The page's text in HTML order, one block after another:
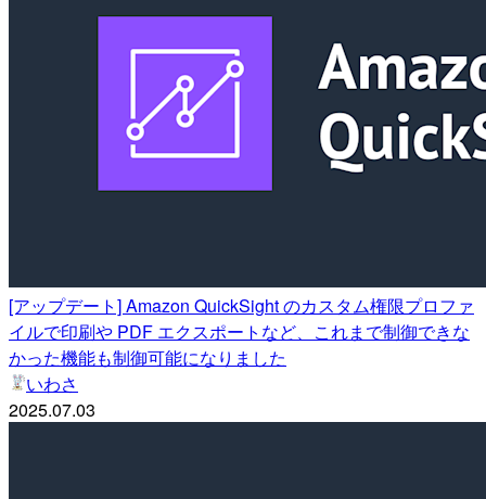
[アップデート] Amazon QuickSight のカスタム権限プロファ
イルで印刷や PDF エクスポートなど、これまで制御できな
かった機能も制御可能になりました
いわさ
2025.07.03